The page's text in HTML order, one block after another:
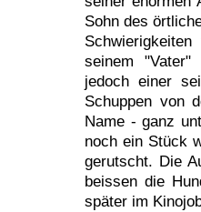
Sohn des
seinem
jedoch einer
Schuppen von
Name - ganz
noch ein Stück
gerutscht. Die
beissen die
später im